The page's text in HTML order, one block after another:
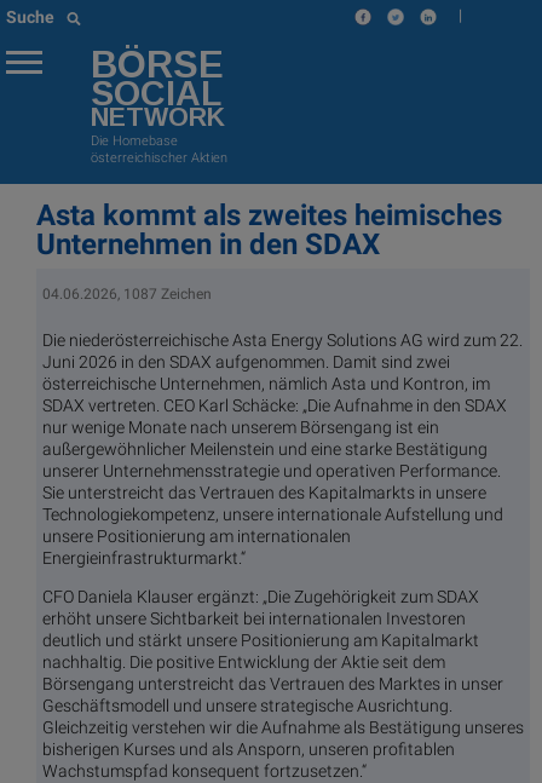
Suche |
BÖRSE
SOCIAL
NETWORK
Die Homebase
österreichischer Aktien
Asta kommt als zweites heimisches
Unternehmen in den SDAX
04.06.2026, 1087 Zeichen
Die niederösterreichische Asta Energy Solutions AG wird zum 22.
Juni 2026 in den SDAX aufgenommen. Damit sind zwei
österreichische Unternehmen, nämlich Asta und Kontron, im
SDAX vertreten. CEO Karl Schäcke: „Die Aufnahme in den SDAX
nur wenige Monate nach unserem Börsengang ist ein
außergewöhnlicher Meilenstein und eine starke Bestätigung
unserer Unternehmensstrategie und operativen Performance.
Sie unterstreicht das Vertrauen des Kapitalmarkts in unsere
Technologiekompetenz, unsere internationale Aufstellung und
unsere Positionierung am internationalen
Energieinfrastrukturmarkt.“
CFO Daniela Klauser ergänzt: „Die Zugehörigkeit zum SDAX
erhöht unsere Sichtbarkeit bei internationalen Investoren
deutlich und stärkt unsere Positionierung am Kapitalmarkt
nachhaltig. Die positive Entwicklung der Aktie seit dem
Börsengang unterstreicht das Vertrauen des Marktes in unser
Geschäftsmodell und unsere strategische Ausrichtung.
Gleichzeitig verstehen wir die Aufnahme als Bestätigung unseres
bisherigen Kurses und als Ansporn, unseren profitablen
Wachstumspfad konsequent fortzusetzen.“